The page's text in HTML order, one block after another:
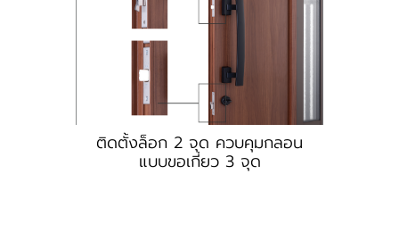
ติดตั้งล็อก 2 จุด ควบคุมกลอน
แบบขอเกี่ยว 3 จุด